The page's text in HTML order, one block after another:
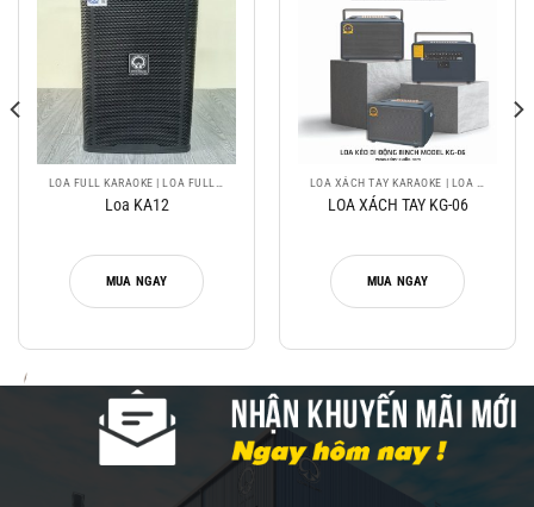
LOA FULL KARAOKE | LOA FULL TOÀN DẢI CÔNG SUẤT LỚN , GIÁ TỐT
Loa KA12
MUA NGAY
LOA XÁCH TAY KARAOKE | LOA BLUETOOTH XÁCH TAY, PIN SẠC
LOA XÁCH TAY KG-06
MUA NGAY